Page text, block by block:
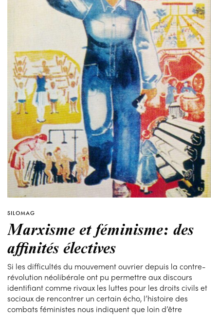
SILOMAG
Marxisme et féminisme: des
affinités électives
Si les difficultés du mouvement ouvrier depuis la contre-
révolution néolibérale ont pu permettre aux discours
identifiant comme rivaux les luttes pour les droits civils et
sociaux de rencontrer un certain écho, l’histoire des
combats féministes nous indiquent que loin d’être